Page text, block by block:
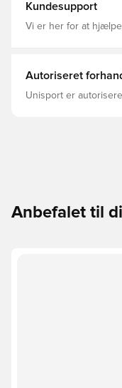
Kundesupport
Vi er her for at hjælpe
Autoriseret
Unisport er
Anbefalet til